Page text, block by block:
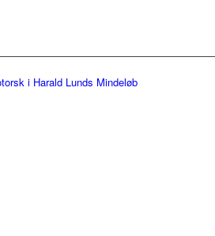
i Harald Lunds Mindeløb